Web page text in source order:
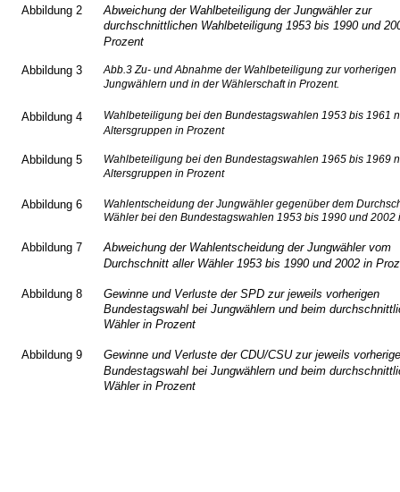
Abbildung 2
Abweichung der Wahlbeteiligung der Jungwähler zur
durchschnittlichen Wahlbeteiligung 1953 bis 1990 und
Prozent
Abbildung 3
Abb.3 Zu- und Abnahme der Wahlbeteiligung zur vorherigen
Jungwählern und in der Wählerschaft in Prozent.
Abbildung 4
Wahlbeteiligung bei den Bundestagswahlen 1953 bis 1961
Altersgruppen in Prozent
Abbildung 5
Wahlbeteiligung bei den Bundestagswahlen 1965 bis 1969
Altersgruppen in Prozent
Abbildung 6
Wahlentscheidung der Jungwähler gegenüber dem
Wähler bei den Bundestagswahlen 1953 bis 1990 und 2002
Abbildung 7
Abweichung der Wahlentscheidung der Jungwähler vom
Durchschnitt aller Wähler 1953 bis 1990 und 2002 in
Abbildung 8
Gewinne und Verluste der SPD zur jeweils vorherigen
Bundestagswahl bei Jungwählern und beim
Wähler in Prozent
Abbildung 9
Gewinne und Verluste der CDU/CSU zur jeweils
Bundestagswahl bei Jungwählern und beim
Wähler in Prozent